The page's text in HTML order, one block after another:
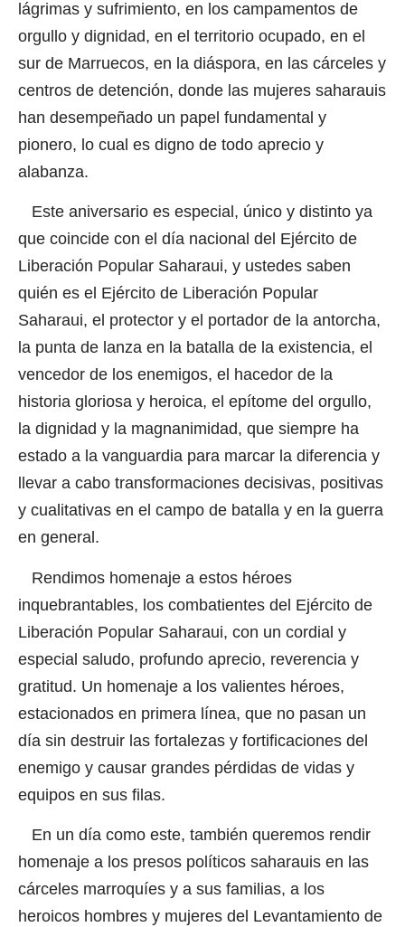
lágrimas y sufrimiento, en los campamentos de
orgullo y dignidad, en el territorio ocupado, en el
sur de Marruecos, en la diáspora, en las cárceles y
centros de detención, donde las mujeres saharauis
han desempeñado un papel fundamental y
pionero, lo cual es digno de todo aprecio y
alabanza.
Este aniversario es especial, único y distinto ya
que coincide con el día nacional del Ejército de
Liberación Popular Saharaui, y ustedes saben
quién es el Ejército de Liberación Popular
Saharaui, el protector y el portador de la antorcha,
la punta de lanza en la batalla de la existencia, el
vencedor de los enemigos, el hacedor de la
historia gloriosa y heroica, el epítome del orgullo,
la dignidad y la magnanimidad, que siempre ha
estado a la vanguardia para marcar la diferencia y
llevar a cabo transformaciones decisivas, positivas
y cualitativas en el campo de batalla y en la guerra
en general.
Rendimos homenaje a estos héroes
inquebrantables, los combatientes del Ejército de
Liberación Popular Saharaui, con un cordial y
especial saludo, profundo aprecio, reverencia y
gratitud. Un homenaje a los valientes héroes,
estacionados en primera línea, que no pasan un
día sin destruir las fortalezas y fortificaciones del
enemigo y causar grandes pérdidas de vidas y
equipos en sus filas.
En un día como este, también queremos rendir
homenaje a los presos políticos saharauis en las
cárceles marroquíes y a sus familias, a los
heroicos hombres y mujeres del Levantamiento de